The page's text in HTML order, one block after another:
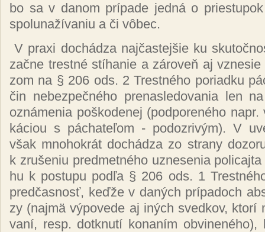
bo sa v da­nom prí­pa­de jed­ná o
spolu­na­ží­va­niu a či vô­bec.
V praxi do­chá­dza naj­čas­tej­šie ku
za­čne tres­tné stí­ha­nie a zá­ro­veň aj
zom na § 206 ods. 2 Tres­tné­ho po­riad­ku
čin ne­bez­peč­né­ho pre­nas­le­do­va­nia len
ozná­me­nia poš­ko­de­nej (pod­po­re­né­ho
ká­ciou s pá­cha­te­ľom - po­doz­ri­vým). V
však mno­hok­rát do­chá­dza zo stra­ny
k zru­še­niu pred­met­né­ho uz­ne­se­nia
hu k pos­tu­pu pod­ľa § 206 ods. 1
pred­čas­nosť, keď­že v da­ných prí­pa­doch
zy (naj­mä vý­po­ve­de aj iných sved­kov,
va­ní, resp. dot­knu­tí ko­na­ním ob­vi­ne­né­ho),